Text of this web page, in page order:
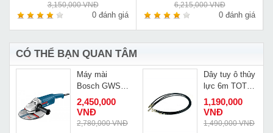
3,150,000 VNĐ
0 đánh giá
6,215,000 VNĐ
0 đánh giá
CÓ THỂ BẠN QUAN TÂM
Máy mài
Bosch GWS
20-180
2,450,000
VNĐ
2,780,000 VNĐ
Dây tuy ô thủy
lực 6m TOTL-
6
1,190,000
VNĐ
1,490,000 VNĐ